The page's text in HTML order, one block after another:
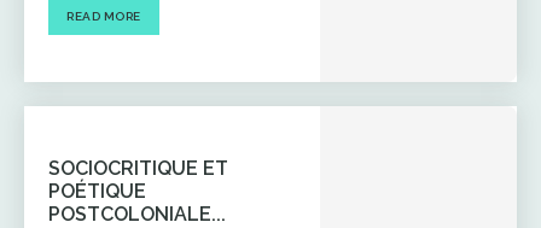
READ MORE
SOCIOCRITIQUE ET
POÉTIQUE
POSTCOLONIALE...